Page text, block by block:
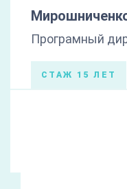
Програмный
СТАЖ 15 ЛЕТ